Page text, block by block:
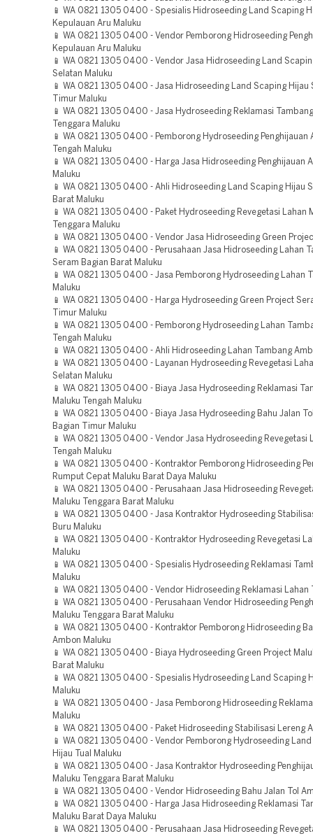
📱 WA 0821 1305 0400 - Spesialis Hidroseeding Land Scaping
Kepulauan Aru Maluku
📱 WA 0821 1305 0400 - Vendor Pemborong Hidroseeding
Kepulauan Aru Maluku
📱 WA 0821 1305 0400 - Vendor Jasa Hidroseeding Land
Selatan Maluku
📱 WA 0821 1305 0400 - Jasa Hidroseeding Land Scaping Hijau
Timur Maluku
📱 WA 0821 1305 0400 - Jasa Hydroseeding Reklamasi
Tenggara Maluku
📱 WA 0821 1305 0400 - Pemborong Hydroseeding Penghijauan
Tengah Maluku
📱 WA 0821 1305 0400 - Harga Jasa Hidroseeding Penghijauan
Maluku
📱 WA 0821 1305 0400 - Ahli Hidroseeding Land Scaping Hijau
Barat Maluku
📱 WA 0821 1305 0400 - Paket Hydroseeding Revegetasi Lahan
Tenggara Maluku
📱 WA 0821 1305 0400 - Vendor Jasa Hidroseeding Green
📱 WA 0821 1305 0400 - Perusahaan Jasa Hidroseeding Lahan
Seram Bagian Barat Maluku
📱 WA 0821 1305 0400 - Jasa Pemborong Hydroseeding Lahan
Maluku
📱 WA 0821 1305 0400 - Harga Hydroseeding Green Project
Timur Maluku
📱 WA 0821 1305 0400 - Pemborong Hydroseeding Lahan
Tengah Maluku
📱 WA 0821 1305 0400 - Ahli Hidroseeding Lahan Tambang
📱 WA 0821 1305 0400 - Layanan Hydroseeding Revegetasi
Selatan Maluku
📱 WA 0821 1305 0400 - Biaya Jasa Hydroseeding Reklamasi
Maluku Tengah Maluku
📱 WA 0821 1305 0400 - Biaya Jasa Hydroseeding Bahu Jalan
Bagian Timur Maluku
📱 WA 0821 1305 0400 - Vendor Jasa Hydroseeding Revegetasi
Tengah Maluku
📱 WA 0821 1305 0400 - Kontraktor Pemborong Hidroseeding
Rumput Cepat Maluku Barat Daya Maluku
📱 WA 0821 1305 0400 - Perusahaan Jasa Hidroseeding
Maluku Tenggara Barat Maluku
📱 WA 0821 1305 0400 - Jasa Kontraktor Hydroseeding
Buru Maluku
📱 WA 0821 1305 0400 - Kontraktor Hydroseeding Revegetasi
Maluku
📱 WA 0821 1305 0400 - Spesialis Hydroseeding Reklamasi
Maluku
📱 WA 0821 1305 0400 - Vendor Hidroseeding Reklamasi Lahan
📱 WA 0821 1305 0400 - Perusahaan Vendor Hidroseeding
Maluku Tenggara Barat Maluku
📱 WA 0821 1305 0400 - Kontraktor Pemborong Hidroseeding
Ambon Maluku
📱 WA 0821 1305 0400 - Biaya Hydroseeding Green Project
Barat Maluku
📱 WA 0821 1305 0400 - Spesialis Hydroseeding Land Scaping
Maluku
📱 WA 0821 1305 0400 - Jasa Pemborong Hidroseeding
Maluku
📱 WA 0821 1305 0400 - Paket Hidroseeding Stabilisasi Lereng
📱 WA 0821 1305 0400 - Vendor Pemborong Hydroseeding
Hijau Tual Maluku
📱 WA 0821 1305 0400 - Jasa Kontraktor Hydroseeding
Maluku Tenggara Barat Maluku
📱 WA 0821 1305 0400 - Vendor Hidroseeding Bahu Jalan Tol
📱 WA 0821 1305 0400 - Harga Jasa Hidroseeding Reklamasi
Maluku Barat Daya Maluku
📱 WA 0821 1305 0400 - Perusahaan Jasa Hidroseeding